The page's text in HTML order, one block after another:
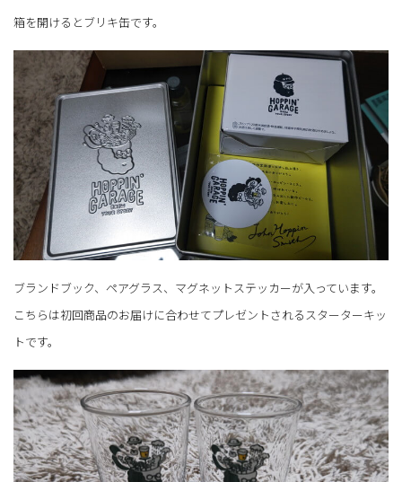
箱を開けるとブリキ缶です。
ブランドブック、ペアグラス、マグネットステッカーが入っています。
こちらは初回商品のお届けに合わせてプレゼントされるスターターキッ
トです。